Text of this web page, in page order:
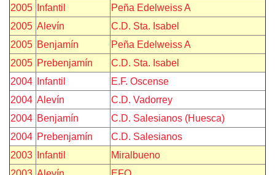
2005
Infantil
Peña Edelweiss A
2005 Alevín
C.D. Sta. Isabel
2005 Benjamín
Peña Edelweiss A
2005 Prebenjamín
C.D. Sta. Isabel
2004
Infantil
E.F. Oscense
2004 Alevín
C.D. Vadorrey
2004 Benjamín
C.D. Salesianos (Huesca)
2004 Prebenjamín
C.D. Salesianos
2003
Infantil
Miralbueno